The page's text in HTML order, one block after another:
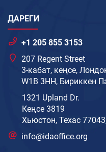
ДАРЕГИ
+1 205 855 3153
207 Regent Street
3-кабат, кеңсе,
W1B 3HH, Бириккен
1321 Upland Dr.
Кеңсе 3819
Хьюстон, Техас
info@idaoffice.org